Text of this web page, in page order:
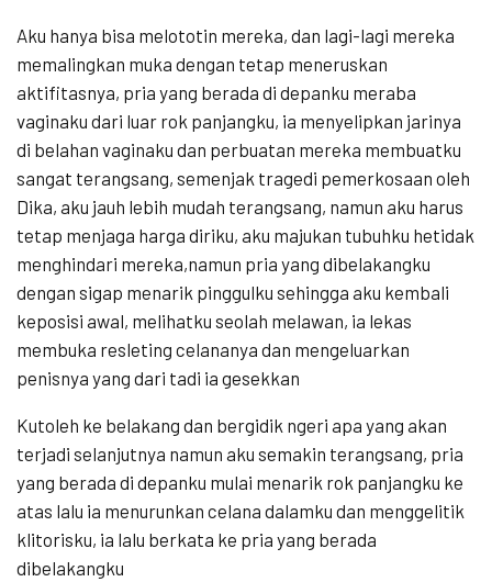
Aku hanya bisa melototin mereka, dan lagi-lagi mereka
memalingkan muka dengan tetap meneruskan
aktifitasnya, pria yang berada di depanku meraba
vaginaku dari luar rok panjangku, ia menyelipkan jarinya
di belahan vaginaku dan perbuatan mereka membuatku
sangat terangsang, semenjak tragedi pemerkosaan oleh
Dika, aku jauh lebih mudah terangsang, namun aku harus
tetap menjaga harga diriku, aku majukan tubuhku hetidak
menghindari mereka,namun pria yang dibelakangku
dengan sigap menarik pinggulku sehingga aku kembali
keposisi awal, melihatku seolah melawan, ia lekas
membuka resleting celananya dan mengeluarkan
penisnya yang dari tadi ia gesekkan
Kutoleh ke belakang dan bergidik ngeri apa yang akan
terjadi selanjutnya namun aku semakin terangsang, pria
yang berada di depanku mulai menarik rok panjangku ke
atas lalu ia menurunkan celana dalamku dan menggelitik
klitorisku, ia lalu berkata ke pria yang berada
dibelakangku